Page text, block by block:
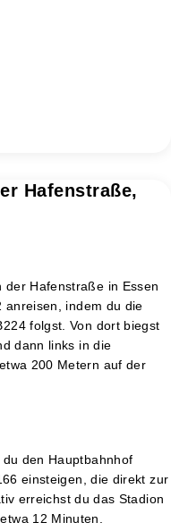
Hafenstraße,
der Hafenstraße in Essen
anreisen, indem du die
folgst. Von dort biegst
dann links in die
200 Metern auf der
den Hauptbahnhof
einsteigen, die direkt zur
erreichst du das Stadion
12 Minuten.